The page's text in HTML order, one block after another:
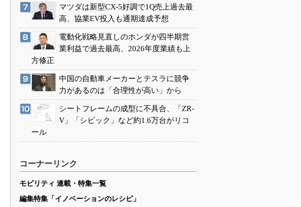
マツダは新型CX-5好調で1Q売上過去最
高、協業EV投入も通期達成予想
電動化戦略見直しのホンダが四半期営
業利益で過去最高、2026年度業績も上
方修正
中国の自動車メーカーとテスラに競争
力があるのは「合理性が高い」から
シートフレームの成型に不具合、「ZR-
V」「シビック」など約1.6万台がリコ
ール
コーナーリンク
モビリティ 連載・特集一覧
編集特集「イノベーションのレシピ」